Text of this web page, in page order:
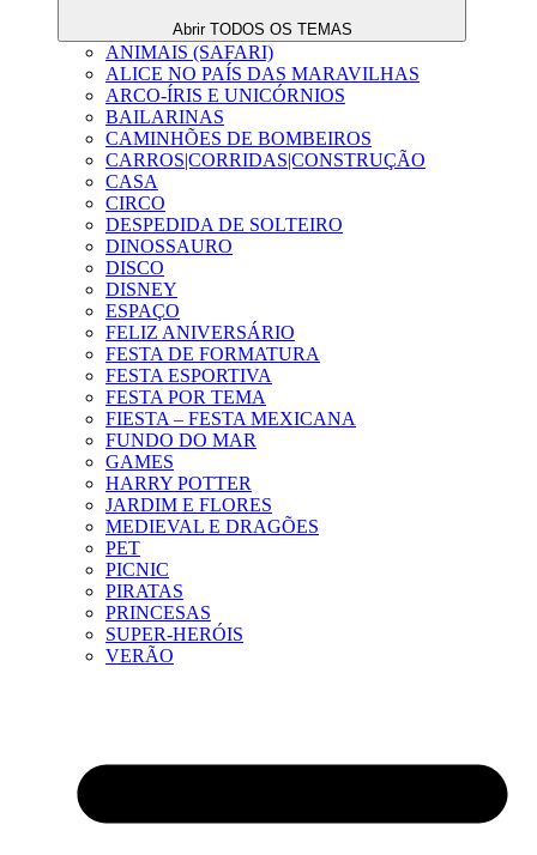
Abrir TODOS OS TEMAS
ANIMAIS (SAFARI)
ALICE NO PAÍS DAS MARAVILHAS
ARCO-ÍRIS E UNICÓRNIOS
BAILARINAS
CAMINHÕES DE BOMBEIROS
CARROS|CORRIDAS|CONSTRUÇÃO
CASA
CIRCO
DESPEDIDA DE SOLTEIRO
DINOSSAURO
DISCO
DISNEY
ESPAÇO
FELIZ ANIVERSÁRIO
FESTA DE FORMATURA
FESTA ESPORTIVA
FESTA POR TEMA
FIESTA – FESTA MEXICANA
FUNDO DO MAR
GAMES
HARRY POTTER
JARDIM E FLORES
MEDIEVAL E DRAGÕES
PET
PICNIC
PIRATAS
PRINCESAS
SUPER-HERÓIS
VERÃO